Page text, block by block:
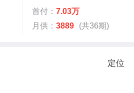
首付： 7.03万
月供： 3889 (共36期)
定位